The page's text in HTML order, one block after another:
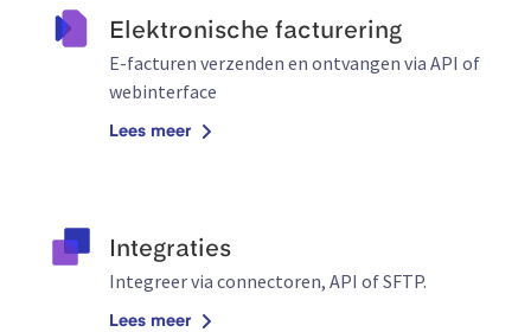
Elektronische facturering
E-facturen verzenden en ontvangen via API of
webinterface
Lees meer
Integraties
Integreer via connectoren, API of SFTP.
Lees meer